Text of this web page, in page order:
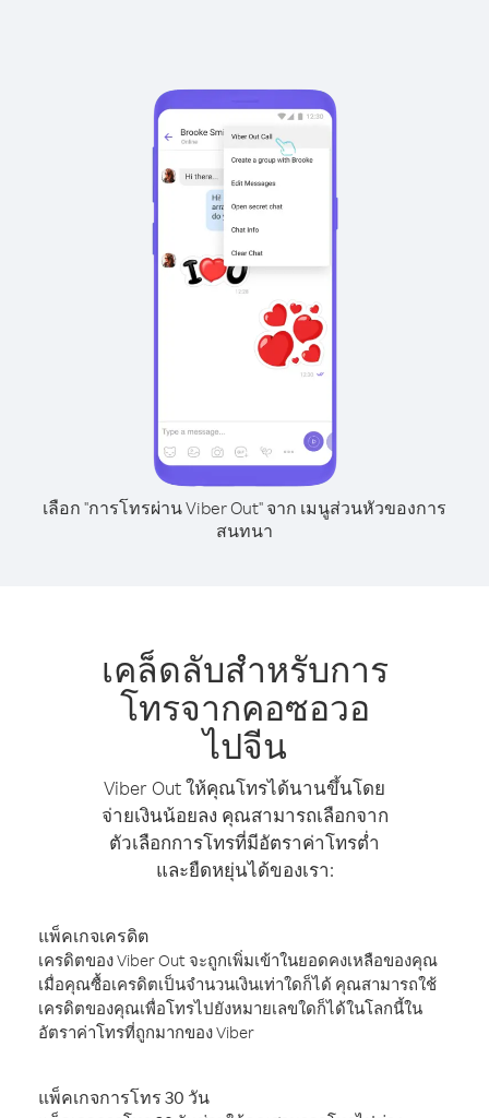
เลือก "การโทรผ่าน Viber Out" จาก เมนูส่วนหัวของการ
สนทนา
เคล็ดลับสำหรับการ
โทรจากคอซอวอ
ไปจีน
Viber Out ให้คุณโทรได้นานขึ้นโดย
จ่ายเงินน้อยลง คุณสามารถเลือกจาก
ตัวเลือกการโทรที่มีอัตราค่าโทรต่ำ
และยืดหยุ่นได้ของเรา:
แพ็คเกจเครดิต
เครดิตของ Viber Out จะถูกเพิ่มเข้าในยอดคงเหลือของคุณ
เมื่อคุณซื้อเครดิตเป็นจำนวนเงินเท่าใดก็ได้ คุณสามารถใช้
เครดิตของคุณเพื่อโทรไปยังหมายเลขใดก็ได้ในโลกนี้ใน
อัตราค่าโทรที่ถูกมากของ Viber
แพ็คเกจการโทร 30 วัน